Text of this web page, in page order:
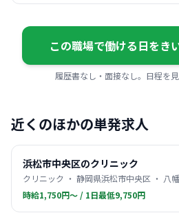
この職場で働ける日をき
履歴書なし・面接なし。日程を
近くのほかの単発求人
浜松市中央区のクリニック
クリニック ・ 静岡県浜松市中央区 ・ 八
時給1,750円〜 / 1日最低9,750円